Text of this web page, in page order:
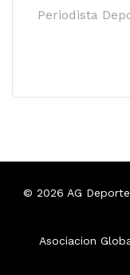
Periodista
© 2026 AG
Asociacion